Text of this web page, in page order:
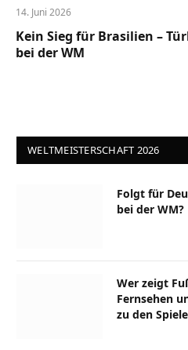
14. Juni 2026
Kein Sieg für Brasilien –
bei der WM
WELTMEISTERSCHAFT 2026
Folgt für
bei der WM?
Wer zeigt
Fernsehen
zu den